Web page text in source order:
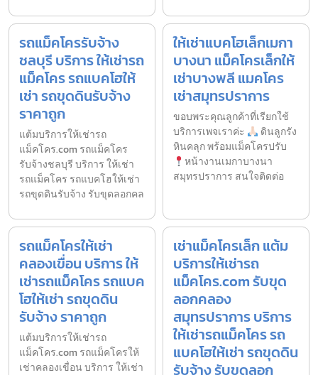
รถแม็คโครรับจ้าง
ชลบุรี บริการ ให้เช่ารถ
แม็คโคร รถแบคโฮให้
เช่า รถขุดดินรับจ้าง
ราคาถูก
แต้มบริการให้เช่ารถ
แม็คโคร.com รถแม็คโคร
รับจ้างชลบุรี บริการ ให้เช่า
รถแม็คโคร รถแบคโฮให้เช่า
รถขุดดินรับจ้าง รับขุดลอกคล
ให้เช่าแบคโฮเล็กเมกา
บางนา แม็คโครเล็กให้
เช่าบางพลี แมคโคร
เช่าสมุทรปราการ
ขอบพระคุณลูกค้าที่เรียกใช้
บริการเพจเราค่ะ
ดินลูกรัง
หินคลุก พร้อมแม็คโครปรับ
หน้างานเมกาบางนา
สมุทรปราการ สนใจติดต่อ
รถแม็คโครให้เช่า
คลองเขื่อน บริการ ให้
เช่ารถแม็คโคร รถแบค
โฮให้เช่า รถขุดดิน
รับจ้าง ราคาถูก
แต้มบริการให้เช่ารถ
แม็คโคร.com รถแม็คโครให้
เช่าคลองเขื่อน บริการ ให้เช่า
เช่าแม็คโครเล็ก แต้ม
บริการให้เช่ารถ
แม็คโคร.com รับขุด
ลอกคลอง
สมุทรปราการ บริการ
ให้เช่ารถแม็คโคร รถ
แบคโฮให้เช่า รถขุดดิน
รับจ้าง รับขุดลอก